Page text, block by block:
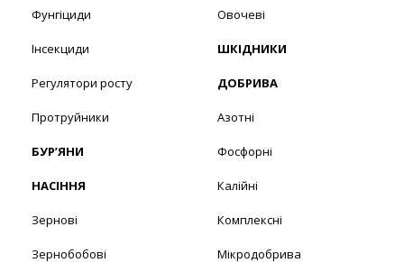
Фунгіциди
Інсекциди
Регулятори росту
Протруйники
БУР’ЯНИ
НАСІННЯ
Зернові
Зернобобові
Овочеві
ШКІДНИКИ
ДОБРИВА
Азотні
Фосфорні
Калійні
Комплексні
Мікродобрива